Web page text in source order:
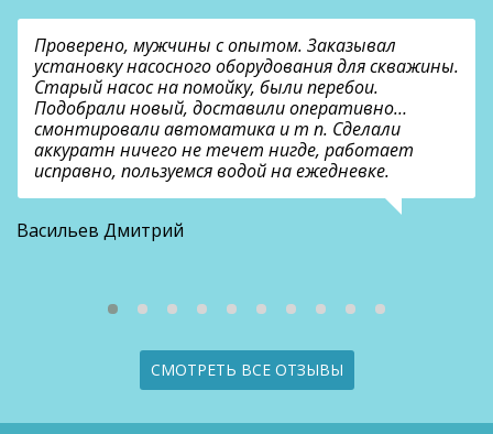
Проверено, мужчины с опытом. Заказывал
установку насосного оборудования для скважины.
Старый насос на помойку, были перебои.
Подобрали новый, доставили оперативно…
смонтировали автоматика и т п. Сделали
аккуратн ничего не течет нигде, работает
исправно, пользуемся водой на ежедневке.
Васильев Дмитрий
СМОТРЕТЬ ВСЕ ОТЗЫВЫ